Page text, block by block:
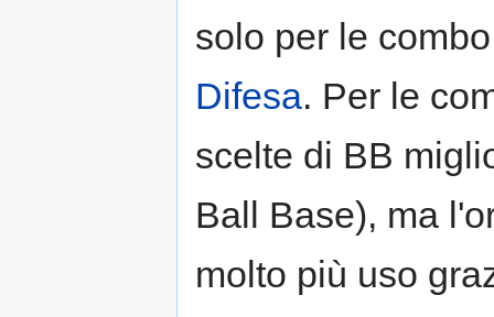
solo per le
Difesa. Per le
scelte di BB
Ball Base), ma
molto più uso